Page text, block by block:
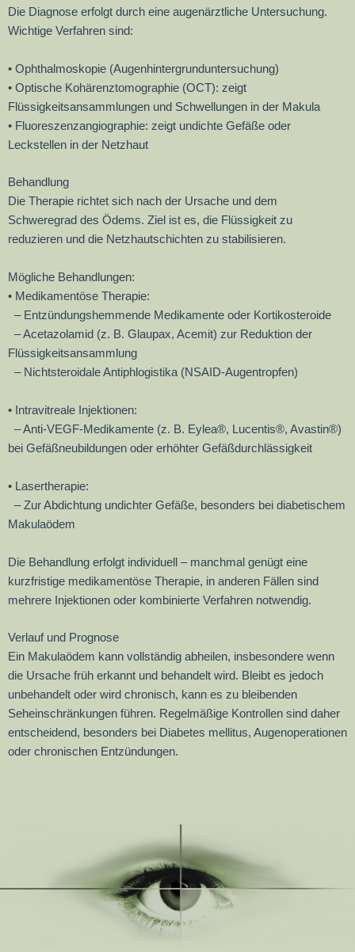
Die Diagnose erfolgt durch eine augenärztliche Untersuchung.
Wichtige Verfahren sind:
• Ophthalmoskopie (Augenhintergrunduntersuchung)
• Optische Kohärenztomographie (OCT): zeigt
Flüssigkeitsansammlungen und Schwellungen in der Makula
• Fluoreszenzangiographie: zeigt undichte Gefäße oder
Leckstellen in der Netzhaut
Behandlung
Die Therapie richtet sich nach der Ursache und dem
Schweregrad des Ödems. Ziel ist es, die Flüssigkeit zu
reduzieren und die Netzhautschichten zu stabilisieren.
Mögliche Behandlungen:
• Medikamentöse Therapie:
– Entzündungshemmende Medikamente oder Kortikosteroide
– Acetazolamid (z. B. Glaupax, Acemit) zur Reduktion der
Flüssigkeitsansammlung
– Nichtsteroidale Antiphlogistika (NSAID-Augentropfen)
• Intravitreale Injektionen:
– Anti-VEGF-Medikamente (z. B. Eylea®, Lucentis®, Avastin®)
bei Gefäßneubildungen oder erhöhter Gefäßdurchlässigkeit
• Lasertherapie:
– Zur Abdichtung undichter Gefäße, besonders bei diabetischem
Makulaödem
Die Behandlung erfolgt individuell – manchmal genügt eine
kurzfristige medikamentöse Therapie, in anderen Fällen sind
mehrere Injektionen oder kombinierte Verfahren notwendig.
Verlauf und Prognose
Ein Makulaödem kann vollständig abheilen, insbesondere wenn
die Ursache früh erkannt und behandelt wird. Bleibt es jedoch
unbehandelt oder wird chronisch, kann es zu bleibenden
Seheinschränkungen führen. Regelmäßige Kontrollen sind daher
entscheidend, besonders bei Diabetes mellitus, Augenoperationen
oder chronischen Entzündungen.